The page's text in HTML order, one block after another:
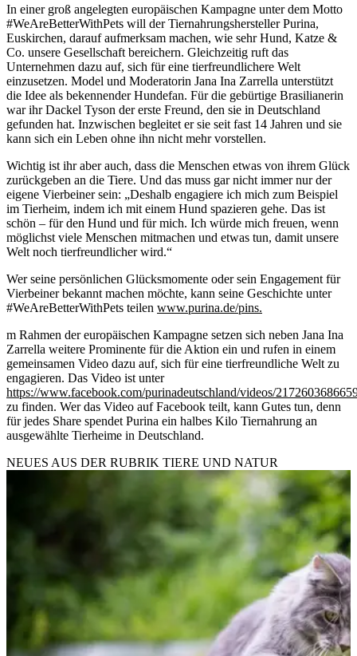
In einer groß angelegten europäischen Kampagne unter dem Motto
#WeAreBetterWithPets will der Tiernahrungshersteller Purina,
Euskirchen, darauf aufmerksam machen, wie sehr Hund, Katze &
Co. unsere Gesellschaft bereichern. Gleichzeitig ruft das
Unternehmen dazu auf, sich für eine tierfreundlichere Welt
einzusetzen. Model und Moderatorin Jana Ina Zarrella unterstützt
die Idee als bekennender Hundefan. Für die gebürtige Brasilianerin
war ihr Dackel Tyson der erste Freund, den sie in Deutschland
gefunden hat. Inzwischen begleitet er sie seit fast 14 Jahren und sie
kann sich ein Leben ohne ihn nicht mehr vorstellen.
Wichtig ist ihr aber auch, dass die Menschen etwas von ihrem Glück
zurückgeben an die Tiere. Und das muss gar nicht immer nur der
eigene Vierbeiner sein: „Deshalb engagiere ich mich zum Beispiel
im Tierheim, indem ich mit einem Hund spazieren gehe. Das ist
schön – für den Hund und für mich. Ich würde mich freuen, wenn
möglichst viele Menschen mitmachen und etwas tun, damit unsere
Welt noch tierfreundlicher wird.“
Wer seine persönlichen Glücksmomente oder sein Engagement für
Vierbeiner bekannt machen möchte, kann seine Geschichte unter
#WeAreBetterWithPets teilen www.purina.de/pins.
m Rahmen der europäischen Kampagne setzen sich neben Jana Ina
Zarrella weitere Prominente für die Aktion ein und rufen in einem
gemeinsamen Video dazu auf, sich für eine tierfreundliche Welt zu
engagieren. Das Video ist unter
https://www.facebook.com/purinadeutschland/videos/
zu finden. Wer das Video auf Facebook teilt, kann Gutes tun, denn
für jedes Share spendet Purina ein halbes Kilo Tiernahrung an
ausgewählte Tierheime in Deutschland.
NEUES AUS DER RUBRIK TIERE UND NATUR